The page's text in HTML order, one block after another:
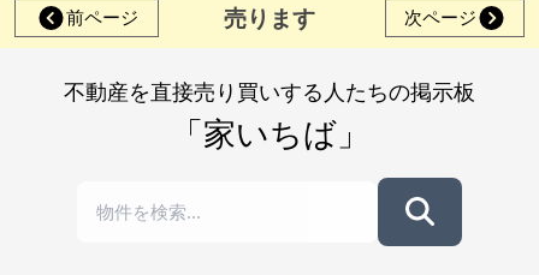
前ページ 売ります 次ページ
不動産を直接売り買いする人たちの掲示板
「家いちば」